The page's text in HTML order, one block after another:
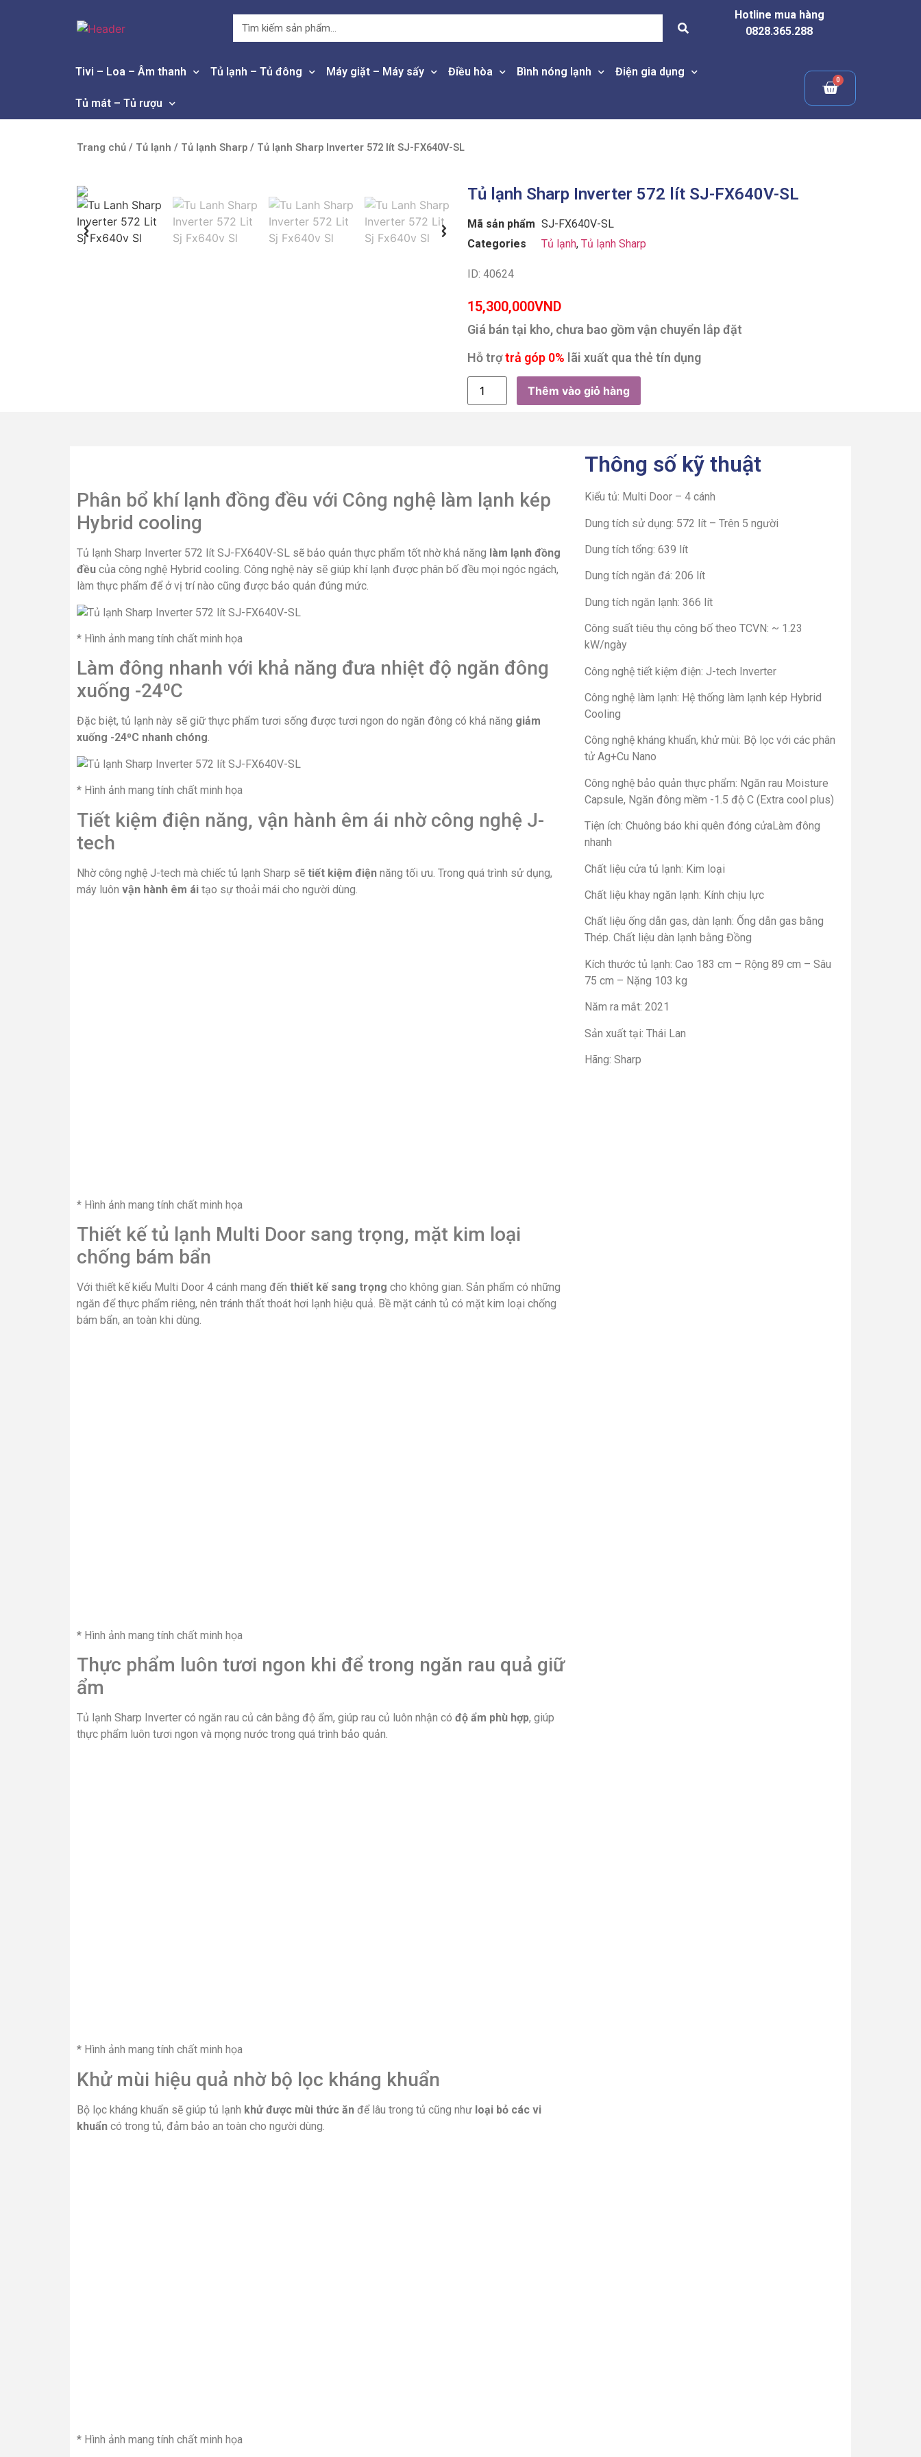
Hotline mua hàng
0828.365.288
Tivi – Loa – Âm thanh Tủ lạnh – Tủ đông Máy giặt – Máy sấy Điều hòa Bình nóng lạnh Điện gia dụng
Tủ mát – Tủ rượu
Trang chủ / Tủ lạnh / Tủ lạnh Sharp / Tủ lạnh Sharp Inverter 572 lít SJ-FX640V-SL
Tủ lạnh Sharp Inverter 572 lít SJ-FX640V-SL
Mã sản phẩm SJ-FX640V-SL
Categories
Tủ lạnh, Tủ lạnh Sharp
ID: 40624
15,300,000VND
Giá bán tại kho, chưa bao gồm vận chuyển lắp đặt
Hỗ trợtrả góp 0% lãi xuất qua thẻ tín dụng
Thêm vào giỏ hàng
Phân bổ khí lạnh đồng đều với Công nghệ làm lạnh kép
Hybrid cooling
Tủ lạnh Sharp Inverter 572 lít SJ-FX640V-SL sẽ bảo quản thực phẩm tốt nhờ khả năng làm lạnh đồng
đều của công nghệ Hybrid cooling. Công nghệ này sẽ giúp khí lạnh được phân bố đều mọi ngóc ngách,
làm thực phẩm để ở vị trí nào cũng được bảo quản đúng mức.
* Hình ảnh mang tính chất minh họa
Làm đông nhanh với khả năng đưa nhiệt độ ngăn đông
xuống -24⁰C
Đặc biệt, tủ lạnh này sẽ giữ thực phẩm tươi sống được tươi ngon do ngăn đông có khả năng giảm
xuống -24⁰C nhanh chóng.
* Hình ảnh mang tính chất minh họa
Tiết kiệm điện năng, vận hành êm ái nhờ công nghệ J-
tech
Nhờ công nghệ J-tech mà chiếc tủ lạnh Sharp sẽ tiết kiệm điện năng tối ưu. Trong quá trình sử dụng,
máy luôn vận hành êm ái tạo sự thoải mái cho người dùng.
* Hình ảnh mang tính chất minh họa
Thiết kế tủ lạnh Multi Door sang trọng, mặt kim loại
chống bám bẩn
Với thiết kế kiểu Multi Door 4 cánh mang đến thiết kế sang trọng cho không gian. Sản phẩm có những
ngăn để thực phẩm riêng, nên tránh thất thoát hơi lạnh hiệu quả. Bề mặt cánh tủ có mặt kim loại chống
bám bẩn, an toàn khi dùng.
* Hình ảnh mang tính chất minh họa
Thực phẩm luôn tươi ngon khi để trong ngăn rau quả giữ
ẩm
Tủ lạnh Sharp Inverter có ngăn rau củ cân bằng độ ẩm, giúp rau củ luôn nhận có độ ẩm phù hợp, giúp
thực phẩm luôn tươi ngon và mọng nước trong quá trình bảo quản.
* Hình ảnh mang tính chất minh họa
Khử mùi hiệu quả nhờ bộ lọc kháng khuẩn
Bộ lọc kháng khuẩn sẽ giúp tủ lạnh khử được mùi thức ăn để lâu trong tủ cũng như loại bỏ các vi
khuẩn có trong tủ, đảm bảo an toàn cho người dùng.
* Hình ảnh mang tính chất minh họa
Thông số kỹ thuật
Kiểu tủ: Multi Door – 4 cánh
Dung tích sử dụng: 572 lít – Trên 5 người
Dung tích tổng: 639 lít
Dung tích ngăn đá: 206 lít
Dung tích ngăn lạnh: 366 lít
Công suất tiêu thụ công bố theo TCVN: ~ 1.23
kW/ngày
Công nghệ tiết kiệm điện: J-tech Inverter
Công nghệ làm lạnh: Hệ thống làm lạnh kép Hybrid
Cooling
Công nghệ kháng khuẩn, khử mùi: Bộ lọc với các phân
tử Ag+Cu Nano
Công nghệ bảo quản thực phẩm: Ngăn rau Moisture
Capsule, Ngăn đông mềm -1.5 độ C (Extra cool plus)
Tiện ích: Chuông báo khi quên đóng cửaLàm đông
nhanh
Chất liệu cửa tủ lạnh: Kim loại
Chất liệu khay ngăn lạnh: Kính chịu lực
Chất liệu ống dẫn gas, dàn lạnh: Ống dẫn gas bằng
Thép. Chất liệu dàn lạnh bằng Đồng
Kích thước tủ lạnh: Cao 183 cm – Rộng 89 cm – Sâu
75 cm – Nặng 103 kg
Năm ra mắt: 2021
Sản xuất tại: Thái Lan
Hãng: Sharp